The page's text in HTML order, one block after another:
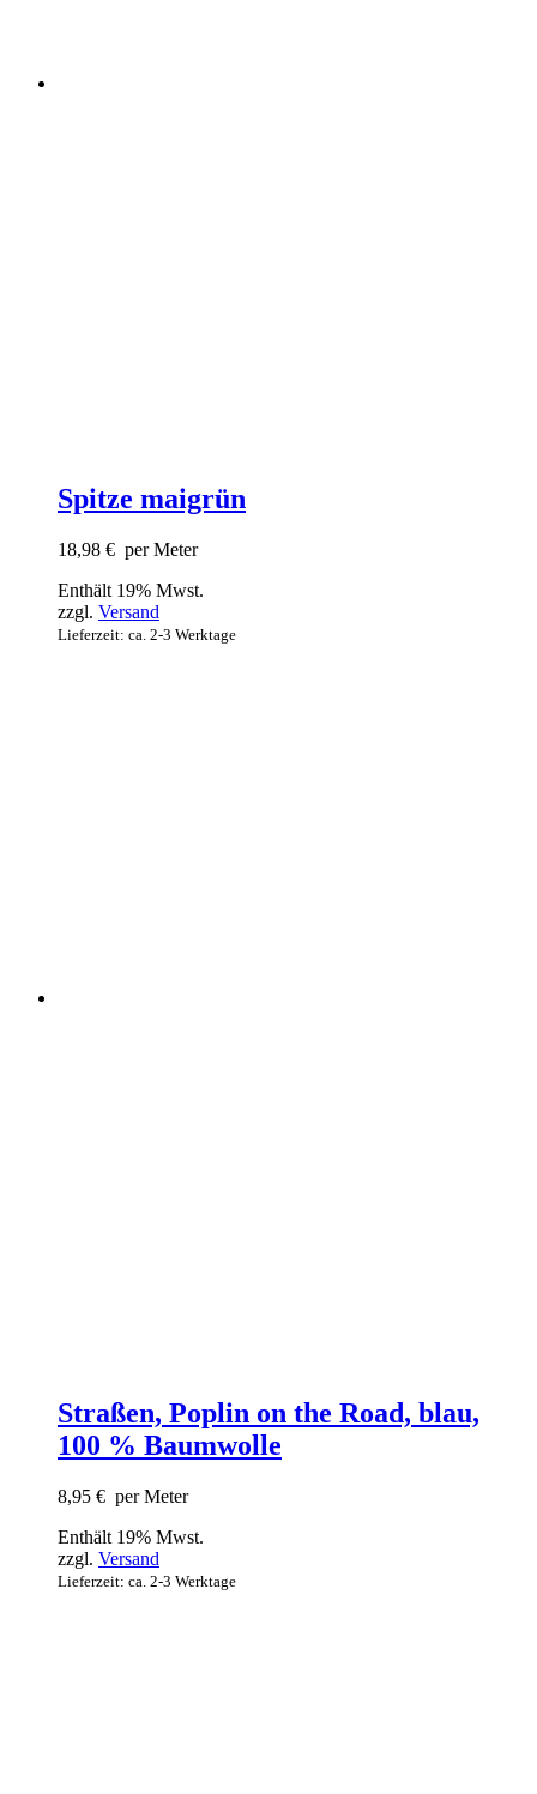
Spitze maigrün
18,98 € per Meter
Enthält 19% Mwst.
zzgl. Versand
Lieferzeit: ca. 2-3 Werktage
Straßen, Poplin on the Road, blau,
100 % Baumwolle
8,95 € per Meter
Enthält 19% Mwst.
zzgl. Versand
Lieferzeit: ca. 2-3 Werktage